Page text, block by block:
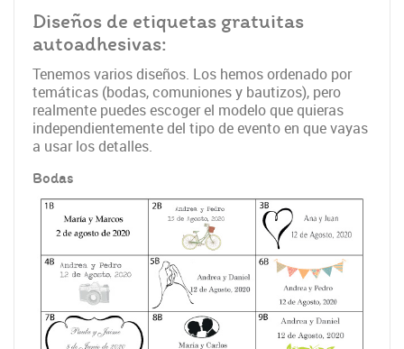
Diseños de etiquetas gratuitas
autoadhesivas:
Tenemos varios diseños. Los hemos ordenado por
temáticas (bodas, comuniones y bautizos), pero
realmente puedes escoger el modelo que quieras
independientemente del tipo de evento en que vayas
a usar los detalles.
Bodas